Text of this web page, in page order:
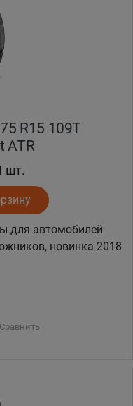
R15 109T
ATR
шт.
для автомобилей
новинка 2018
Сравнить